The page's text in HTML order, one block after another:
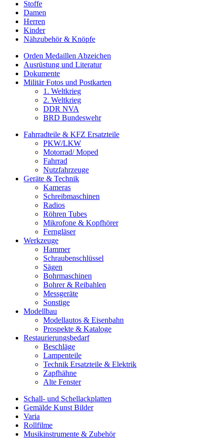
Stoffe
Damen
Herren
Kinder
Nähzubehör & Knöpfe
Orden Medaillen Abzeichen
Ausrüstung und Literatur
Dokumente
Militär Fotos und Postkarten
1. Weltkrieg
2. Weltkrieg
DDR NVA
BRD Bundeswehr
Fahrradteile & KFZ Ersatzteile
PKW/LKW
Motorrad/ Moped
Fahrrad
Nutzfahrzeuge
Geräte & Technik
Kameras
Schreibmaschinen
Radios
Röhren Tubes
Mikrofone & Kopfhörer
Ferngläser
Werkzeuge
Hammer
Schraubenschlüssel
Sägen
Bohrmaschinen
Bohrer & Reibahlen
Messgeräte
Sonstige
Modellbau
Modellautos & Eisenbahn
Prospekte & Kataloge
Restaurierungsbedarf
Beschläge
Lampenteile
Technik Ersatzteile & Elektrik
Zapfhähne
Alte Fenster
Schall- und Schellackplatten
Gemälde Kunst Bilder
Varia
Rollfilme
Musikinstrumente & Zubehör